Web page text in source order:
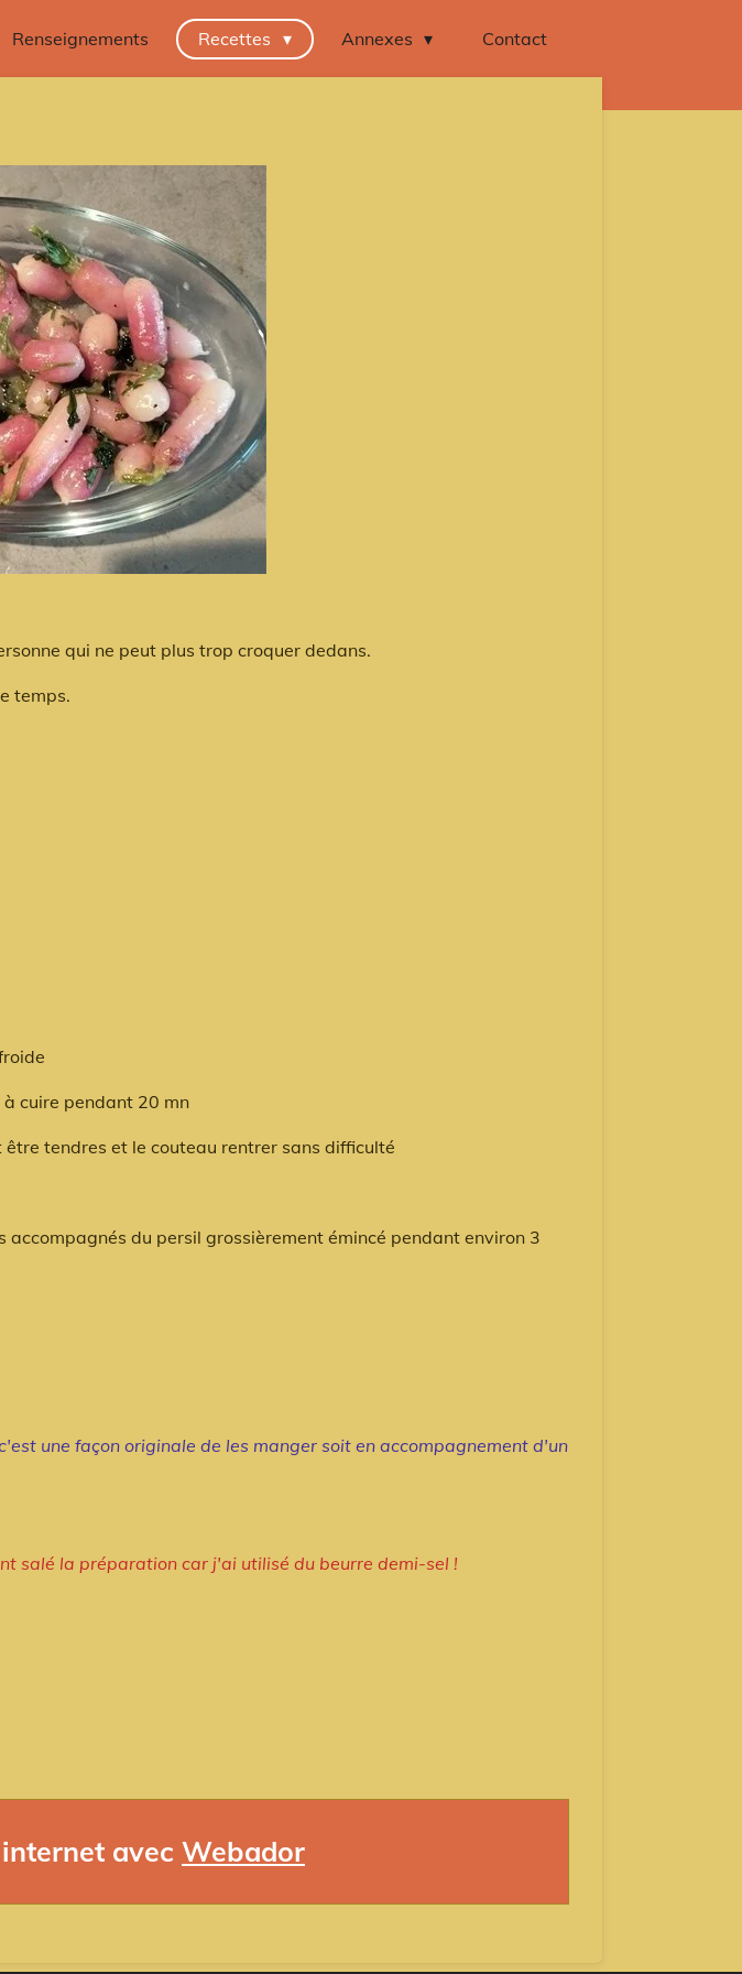
Renseignements Recettes Annexes Contact
qui ne peut plus trop croquer dedans.
temps.
cuire pendant 20 mn
tendres et le couteau rentrer sans difficulté
du persil grossièrement émincé pendant environ 3
une façon originale de les manger soit en accompagnement d'un
salé la préparation car j'ai utilisé du beurre demi-sel !
avec Webador